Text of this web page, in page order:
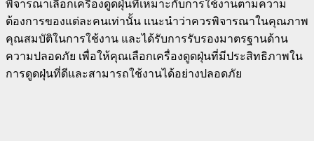
พิจารณาเลือกเครื่องดูดฝุ่นที่เหมาะกับการใช้งานตามความ
ต้องการของแต่ละคนเท่านั้น แนะนำว่าควรพิจารณาในคุณภาพ
คุณสมบัติในการใช้งาน และได้รับการรับรองมาตรฐานด้าน
ความปลอดภัย เพื่อให้คุณเลือกเครื่องดูดฝุ่นที่มีประสิทธิภาพใน
การดูดฝุ่นที่ดีและสามารถใช้งานได้อย่างปลอดภัย